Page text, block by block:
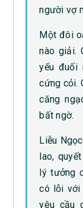
người vợ
Một đôi
nào giải.
yếu đuối
cứng cỏi.
căng
bất ngờ.
Liễu
lao,
lý tưởng
có lỗi với
yêu cầu